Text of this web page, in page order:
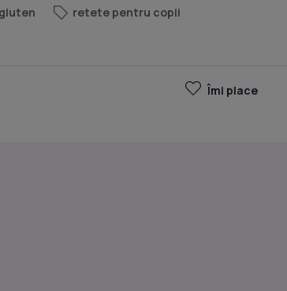
retete pentru copii
Îmi place